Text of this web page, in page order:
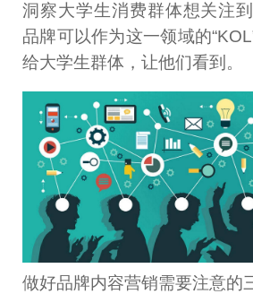
洞察大学生消费群体想关注
品牌可以作为这一领域的
给大学生群体，让他们看到。
做好品牌内容营销需要注意的